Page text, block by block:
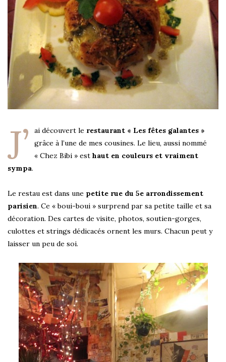
J’ ai découvert le restaurant « Les fêtes galantes »
grâce à l’une de mes cousines. Le lieu, aussi nommé
« Chez Bibi » est haut en couleurs et vraiment
sympa.
Le restau est dans une petite rue du 5e arrondissement
parisien. Ce « boui-boui » surprend par sa petite taille et sa
décoration. Des cartes de visite, photos, soutien-gorges,
culottes et strings dédicacés ornent les murs. Chacun peut y
laisser un peu de soi.